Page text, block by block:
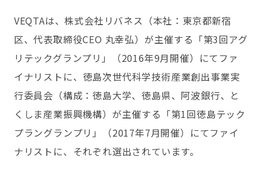
VEQTAは、株式会社リバネス（本社：東京都新宿
区、代表取締役CEO 丸幸弘）が主催する「第3回アグ
リテックグランプリ」（2016年9月開催）にてファ
イナリストに、 徳島次世代科学技術産業創出事業実
行委員会（構成：徳島大学、徳島県、阿波銀行、と
くしま産業振興機構）が主催する「第1回徳島テック
プラングランプリ」（2017年7月開催）にてファイ
ナリストに、それぞれ選出されています。